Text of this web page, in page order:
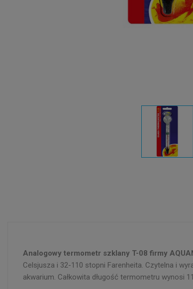
Analogowy termometr szklany T-08 firmy
Celsjusza i 32-110 stopni Farenheita. Czytelna i
akwarium. Całkowita długość termometru wynosi